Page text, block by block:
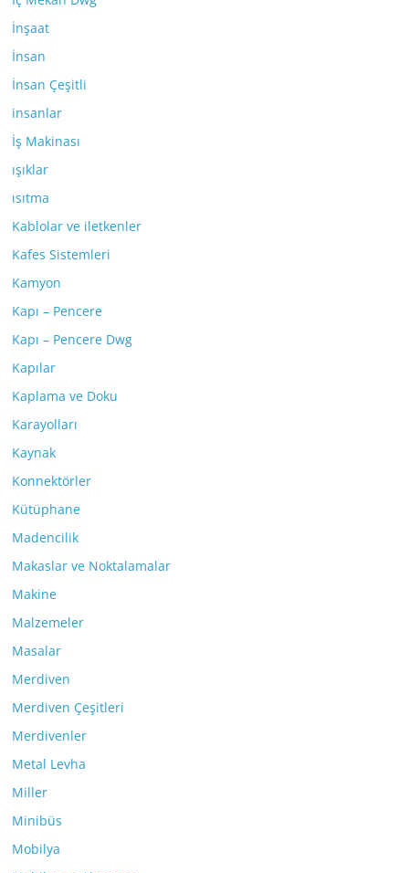
İnşaat
İnsan
İnsan Çeşitli
insanlar
İş Makinası
ışıklar
ısıtma
Kablolar ve iletkenler
Kafes Sistemleri
Kamyon
Kapı – Pencere
Kapı – Pencere Dwg
Kapılar
Kaplama ve Doku
Karayolları
Kaynak
Konnektörler
Kütüphane
Madencilik
Makaslar ve Noktalamalar
Makine
Malzemeler
Masalar
Merdiven
Merdiven Çeşitleri
Merdivenler
Metal Levha
Miller
Minibüs
Mobilya